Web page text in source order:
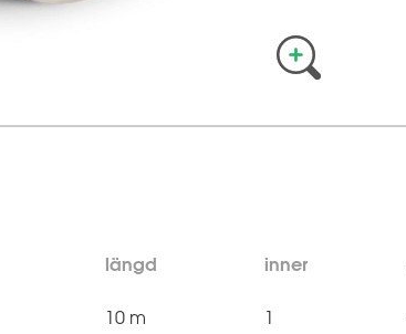
längd inner
10 m 1